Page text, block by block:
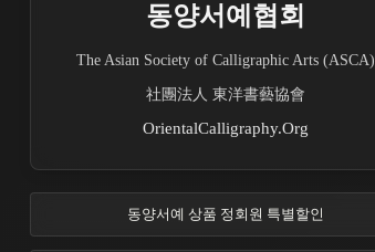
동양서예협회
The Asian Society of Calligraphic Arts (ASCA)
社團法人 東洋書藝協會
OrientalCalligraphy.Org
동양서예 상품 정회원 특별할인